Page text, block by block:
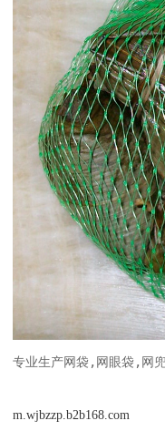
专业生产网袋,网眼袋,网
m.wjbzzp.b2b168.com